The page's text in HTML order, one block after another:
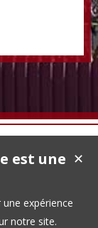
✕
est une
expérience
notre site.